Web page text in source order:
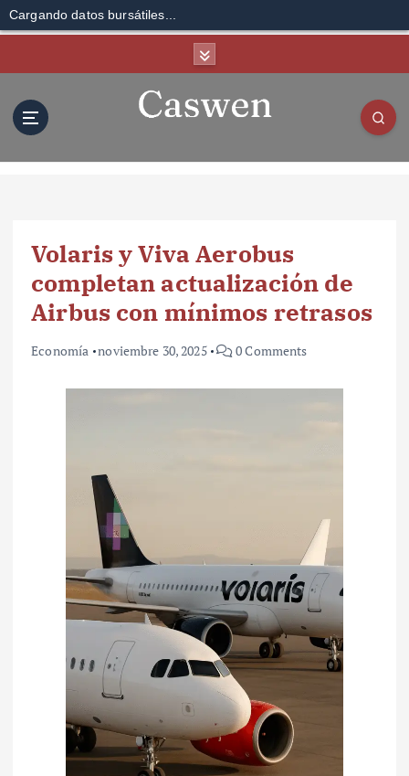
Cargando datos bursátiles...
Volaris y Viva Aerobus
completan actualización de
Airbus con mínimos retrasos
Economía noviembre 30, 2025 0 Comments